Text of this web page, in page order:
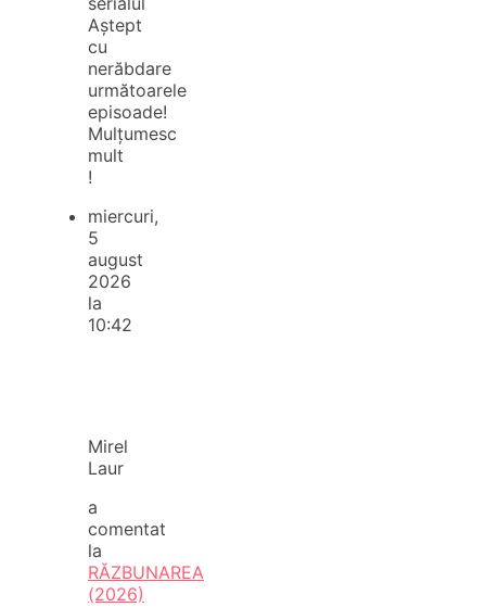
Aștept
cu
nerăbdare
următoarele
episoade!
Mulțumesc
mult
!
miercuri,
5
august
2026
la
10:42
Mirel
Laur
a
comentat
la
RĂZBUNAREA
(2026)